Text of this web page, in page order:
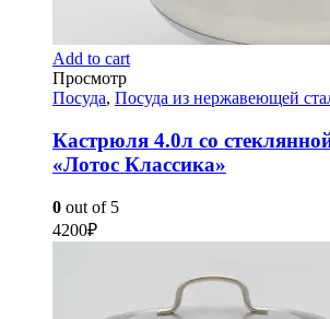
Add to cart
Просмотр
Посуда, Посуда из нержавеющей
Кастрюля 4.0л со
«Лотос Классика»
0 out of 5
4200₽